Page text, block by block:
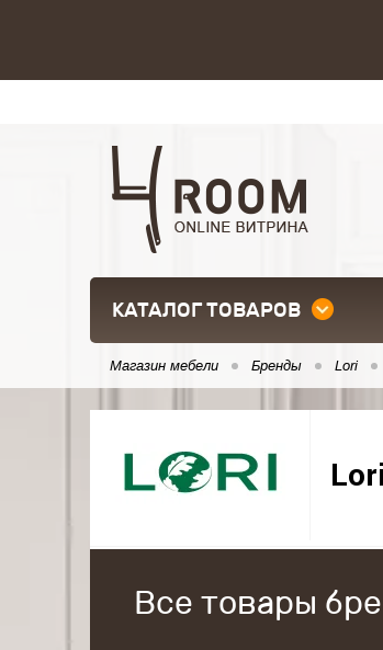
КАТАЛОГ ТОВАРОВ
Магазин мебели Бренды Lori
Lori
Все товары